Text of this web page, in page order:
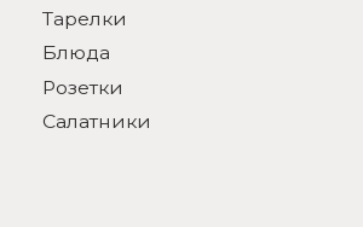
Тарелки
Блюда
Розетки
Салатники